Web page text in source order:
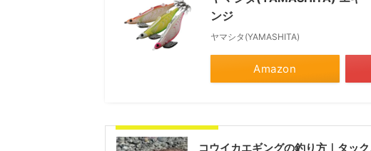
ンジ
ヤマシタ(YAMASHITA)
Amazon
コウイカエギングの釣り方｜タッ